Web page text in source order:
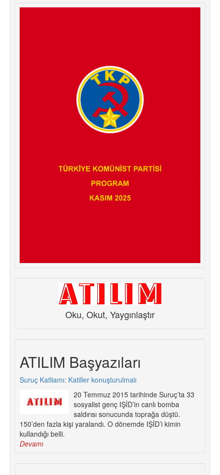
Oku, Okut, Yaygınlaştır
ATILIM Başyazıları
Suruç Katliamı: Katiller konuşturulmalı
20 Temmuz 2015 tarihinde Suruç’ta 33
sosyalist genç IŞİD’in canlı bomba
saldırısı sonucunda toprağa düştü.
150’den fazla kişi yaralandı. O dönemde IŞİD’i kimin
kullandığı belli.
Devamı